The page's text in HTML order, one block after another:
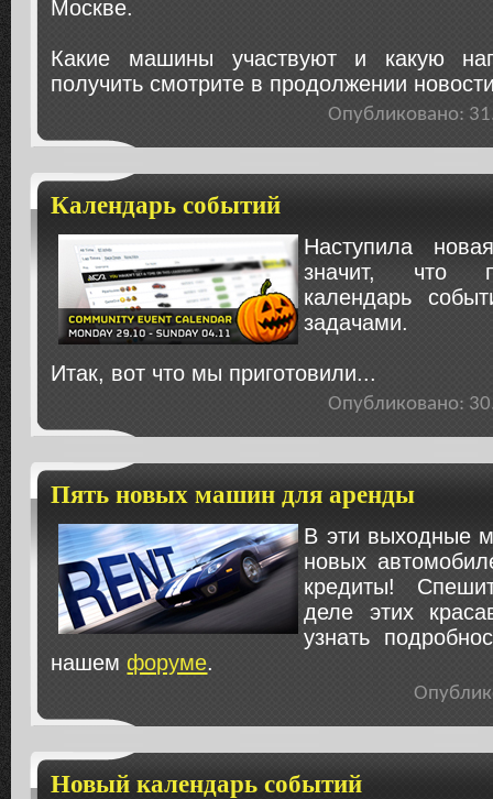
Москве.
Какие машины участвуют и какую
получить смотрите в продолжении
Опубликовано:
Календарь событий
Наступила
значит, что
календарь
задачами.
Итак, вот что мы приготовили...
Опубликовано:
Пять новых машин для аренды
В эти выходные
новых
кредиты!
деле этих
узнать
нашемфоруме.
Новый календарь событий